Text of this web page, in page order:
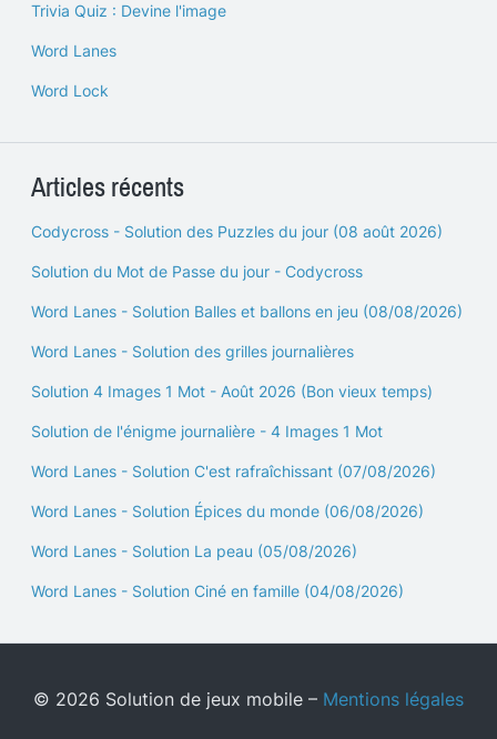
Trivia Quiz : Devine l'image
Word Lanes
Word Lock
Articles récents
Codycross - Solution des Puzzles du jour (08 août 2026)
Solution du Mot de Passe du jour - Codycross
Word Lanes - Solution Balles et ballons en jeu (08/08/2026)
Word Lanes - Solution des grilles journalières
Solution 4 Images 1 Mot - Août 2026 (Bon vieux temps)
Solution de l'énigme journalière - 4 Images 1 Mot
Word Lanes - Solution C'est rafraîchissant (07/08/2026)
Word Lanes - Solution Épices du monde (06/08/2026)
Word Lanes - Solution La peau (05/08/2026)
Word Lanes - Solution Ciné en famille (04/08/2026)
© 2026 Solution de jeux mobile – Mentions légales